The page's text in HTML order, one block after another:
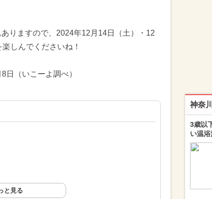
りますので、2024年12月14日（土）・12
しんでくださいね！
（いこーよ調べ）
と見る
神奈
3歳以
い温